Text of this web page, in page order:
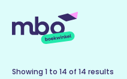
Showing 1 to 14 of 14 results